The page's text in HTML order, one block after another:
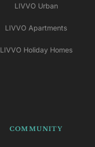
LIVVO Urban
LIVVO Apartments
LIVVO Holiday Homes
COMMUNITY